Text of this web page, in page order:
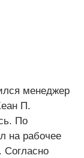
менеджер
П.
По
на рабочее
Согласно